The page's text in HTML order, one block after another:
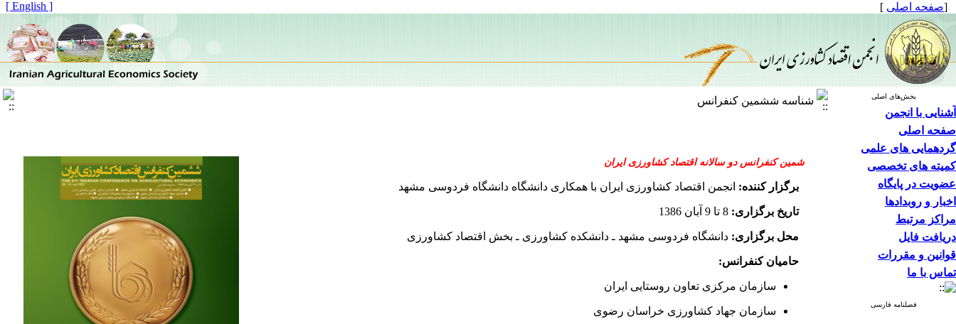
[صفحه اصلی ]
[ English ]
بخش‌های اصلی
آشنایی با انجمن
صفحه اصلی
گردهمایی های علمی
کمیته های تخصصی
عضویت در پایگاه
اخبار و روبدادها
مراکز مرتبط
دریافت فایل
قوانین و مقررات
تماس با ما
فصلنامه فارسی
شناسه ششمین کنفرانس
شمین کنفرانس دو سالانه اقتصاد کشاورزی ایران
برگزار کننده: انجمن اقتصاد کشاورزی ایران با همکاری دانشگاه دانشگاه فردوسی مشهد
تاریخ برگزاری:
محل برگزاری: دانشگاه فردوسی مشهد ـ دانشکده کشاورزی ـ بخش اقتصاد کشاورزی
حامیان کنفرانس:
سازمان مرکزی تعاون روستایی ایران
سازمان جهاد کشاورزی خراسان رضوی